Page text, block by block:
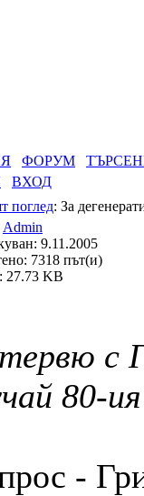
ФОРУМ
ВХОД
поглед: За
Admin
9.11.2005
7318 път(и)
27.73 KB
с
80-
-